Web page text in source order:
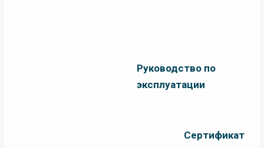
Руководство по
эксплуатации
Сертификат